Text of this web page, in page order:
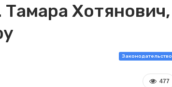
Хотянович,
Законодательство
477